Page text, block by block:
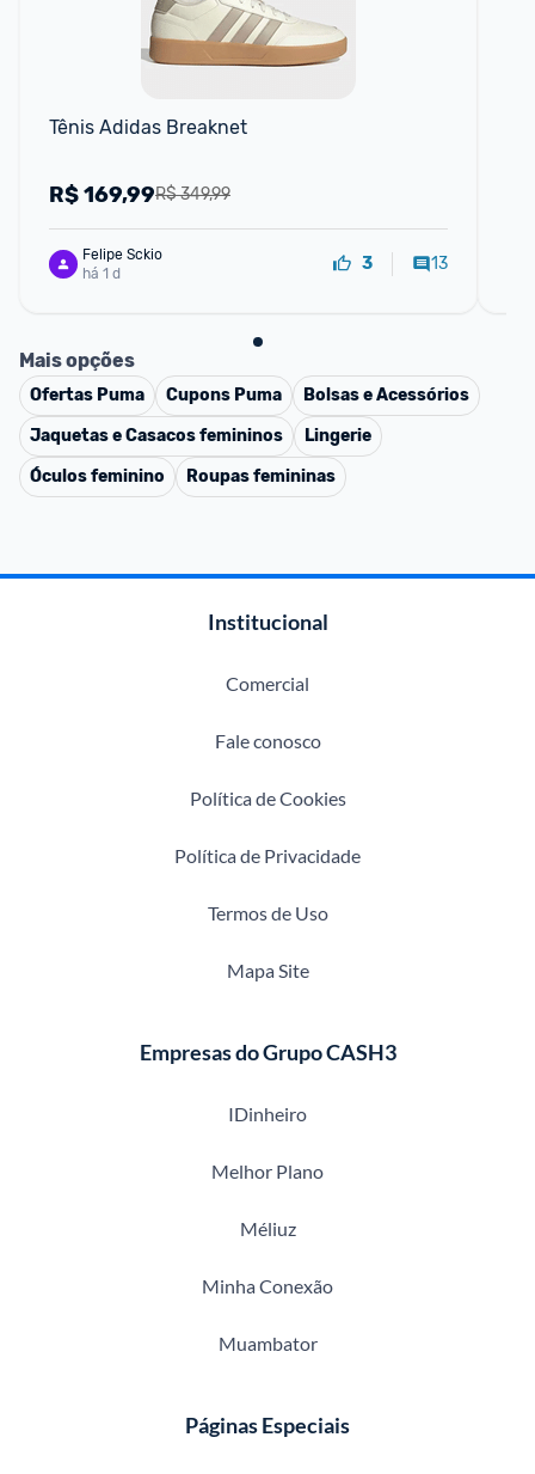
Tênis Adidas Breaknet
R$ 349,99
R$169,99
Felipe Sckio
há 1 d
3 13
Mais opções
Ofertas Puma Cupons Puma
Bolsas e Acessórios
Jaquetas e Casacos femininos
Lingerie
Óculos feminino
Roupas femininas
Institucional
Comercial
Fale conosco
Política de Cookies
Política de Privacidade
Termos de Uso
Mapa Site
Empresas do Grupo CASH3
IDinheiro
Melhor Plano
Méliuz
Minha Conexão
Muambator
Páginas Especiais